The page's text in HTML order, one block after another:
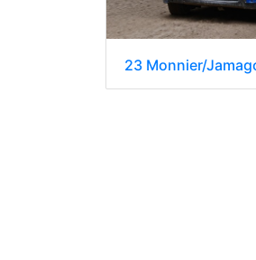
23 Monnier/